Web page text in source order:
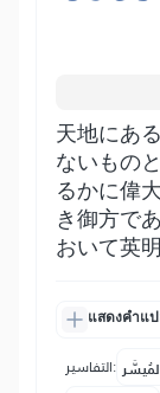
天地にあ
ないもの
るかに偉
き御方で
おいて英
แสดงคำแ
التفاسير: